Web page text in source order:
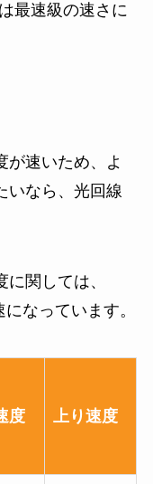
最速級の速さに
が速いため、よ
いなら、光回線
関しては、
なっています。
度 上り速度